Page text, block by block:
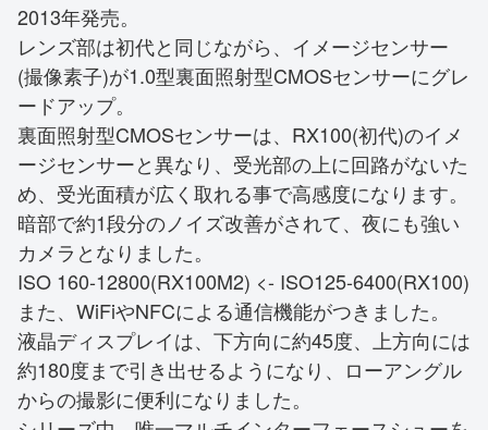
2013年発売。
レンズ部は初代と同じながら、イメージセンサー
(撮像素子)が1.0型裏面照射型CMOSセンサーにグレ
ードアップ。
裏面照射型CMOSセンサーは、RX100(初代)のイメ
ージセンサーと異なり、受光部の上に回路がないた
め、受光面積が広く取れる事で高感度になります。
暗部で約1段分のノイズ改善がされて、夜にも強い
カメラとなりました。
ISO 160-12800(RX100M2) <- ISO125-6400(RX100)
また、WiFiやNFCによる通信機能がつきました。
液晶ディスプレイは、下方向に約45度、上方向には
約180度まで引き出せるようになり、ローアングル
からの撮影に便利になりました。